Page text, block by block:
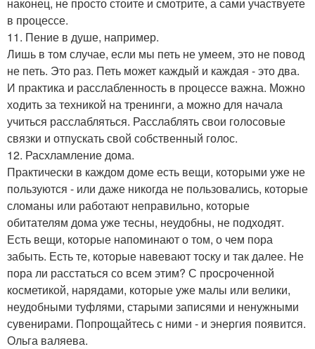
в процессе.
11. Пение в душе, например.
Лишь в том случае, если мы петь не умеем, это не повод
не петь. Это раз. Петь может каждый и каждая - это два.
И практика и расслабленность в процессе важна. Можно
ходить за техникой на тренинги, а можно для начала
учиться расслабляться. Расслаблять свои голосовые
связки и отпускать свой собственный голос.
12. Расхламление дома.
Практически в каждом доме есть вещи, которыми уже не
пользуются - или даже никогда не пользовались, которые
сломаны или работают неправильно, которые
обитателям дома уже тесны, неудобны, не подходят.
Есть вещи, которые напоминают о том, о чем пора
забыть. Есть те, которые навевают тоску и так далее. Не
пора ли расстаться со всем этим? С просроченной
косметикой, нарядами, которые уже малы или велики,
неудобными туфлями, старыми записями и ненужными
сувенирами. Попрощайтесь с ними - и энергия появится.
Ольга валяева.